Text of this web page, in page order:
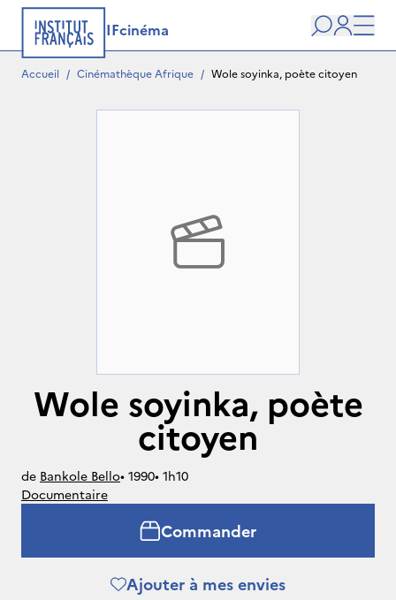
IFcinéma
user
Accueil / Cinémathèque Afrique / Wole soyinka, poète citoyen
Wole soyinka, poète
citoyen
de Bankole Bello• 1990• 1h10
Documentaire
Commander
Ajouter à mes envies